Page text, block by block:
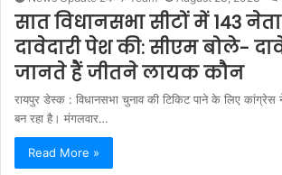
सात विधानसभा सीटों में 143
दावेदारी पेश की: सीएम बोले-
जानते हैं जीतने लायक कौन
रायपुर डेस्क : विधानसभा चुनाव की टिकिट पाने के लिए
बन रहा है। मंगलवार…
Read More »